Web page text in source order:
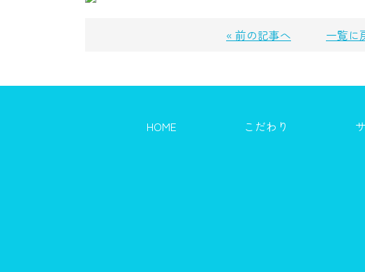
« 前の記事へ 一覧に
HOME こだわり